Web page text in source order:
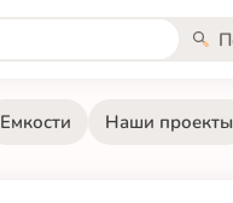
Емкости Наши проекты